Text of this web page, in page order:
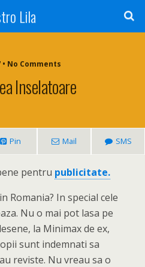
Lila
• No Comments
Inselatoare
Pin Mail SMS
pentru publicitate.
Romania? In special cele
Nu o mai pot lasa pe
la Minimax de ex,
sunt indemnati sa
reviste. Nu vreau sa o